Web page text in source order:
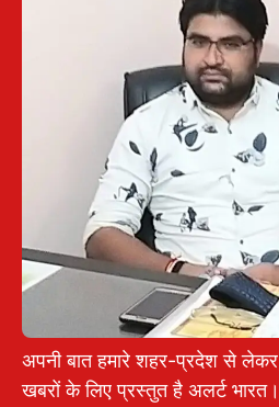
अपनी बात हमारे शहर-प्रदेश से
खबरों के लिए प्रस्तुत है अलर्ट